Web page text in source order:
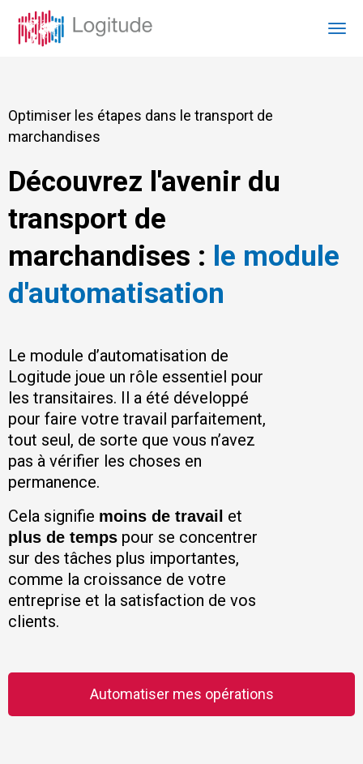
Optimiser les étapes dans le transport de
marchandises
Découvrez l'avenir du
transport de
marchandises : le module
d'automatisation
Le module d’automatisation de
Logitude joue un rôle essentiel pour
les transitaires. Il a été développé
pour faire votre travail parfaitement,
tout seul, de sorte que vous n’avez
pas à vérifier les choses en
permanence.
Cela signifie moins de travail et
plus de temps pour se concentrer
sur des tâches plus importantes,
comme la croissance de votre
entreprise et la satisfaction de vos
clients.
Automatiser mes opérations